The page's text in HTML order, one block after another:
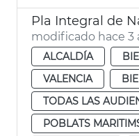
Pla Integral de
modificado hace 3
ALCALDÍA
VALENCIA
TODAS LAS
POBLATS